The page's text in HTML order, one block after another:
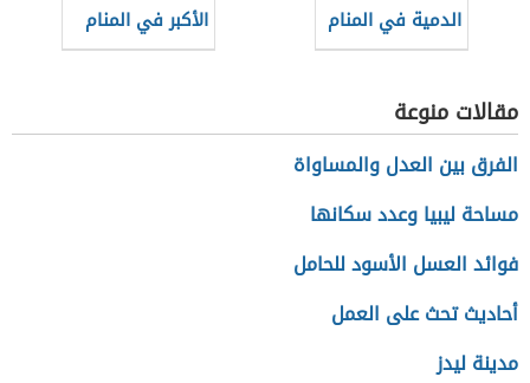
الدمية في المنام
الأكبر في المنام
مقالات منوعة
الفرق بين العدل والمساواة
مساحة ليبيا وعدد سكانها
فوائد العسل الأسود للحامل
أحاديث تحث على العمل
مدينة ليدز